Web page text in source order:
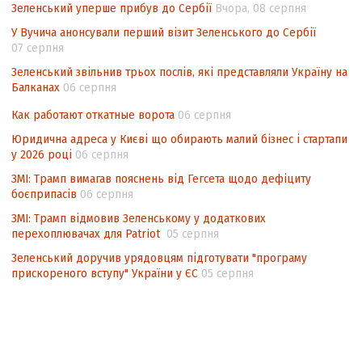
Контент-аналіз відображення сенсу
національних інтересів у стратегічних
Зеленський уперше прибув до Сербії Вчора, 08 серпня
У Вучича анонсували перший візит Зеленського до Сербії
07 серпня
Зеленський звільнив трьох послів, які представляли Україну на
Балканах 06 серпня
Как работают откатные ворота 06 серпня
Юридична адреса у Києві що обирають малий бізнес і стартапи
у 2026 році 06 серпня
ЗМІ: Трамп вимагав пояснень від Гегсета щодо дефіциту
боєприпасів 06 серпня
ЗМІ: Трамп відмовив Зеленському у додаткових
перехоплювачах для Patriot 05 серпня
Зеленський доручив урядовцям підготувати "програму
прискореного вступу" України у ЄС 05 серпня